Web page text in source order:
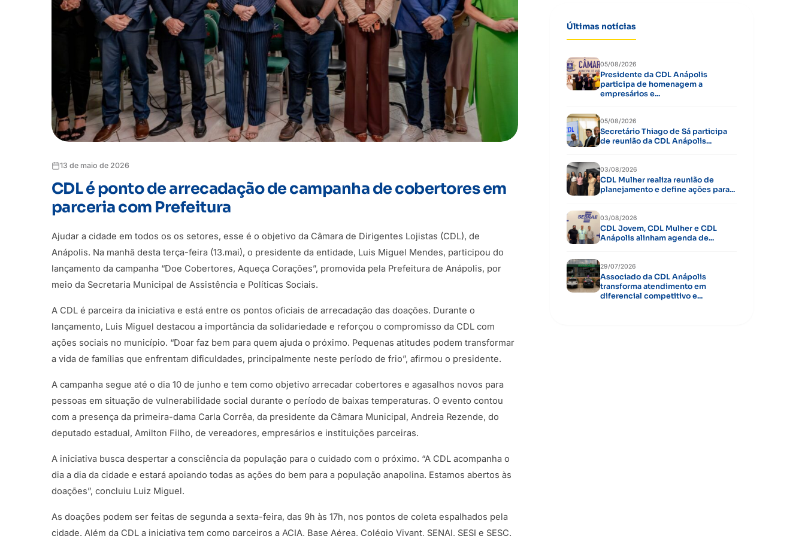
13 de maio de 2026
CDL é ponto de arrecadação de campanha de cobertores em
parceria com Prefeitura
Ajudar a cidade em todos os os setores, esse é o objetivo da Câmara de Dirigentes Lojistas (CDL), de
Anápolis. Na manhã desta terça-feira (13.mai), o presidente da entidade, Luis Miguel Mendes, participou do
lançamento da campanha “Doe Cobertores, Aqueça Corações”, promovida pela Prefeitura de Anápolis, por
meio da Secretaria Municipal de Assistência e Políticas Sociais.
A CDL é parceira da iniciativa e está entre os pontos oficiais de arrecadação das doações. Durante o
lançamento, Luis Miguel destacou a importância da solidariedade e reforçou o compromisso da CDL com
ações sociais no município. “Doar faz bem para quem ajuda o próximo. Pequenas atitudes podem transformar
a vida de famílias que enfrentam dificuldades, principalmente neste período de frio”, afirmou o presidente.
A campanha segue até o dia 10 de junho e tem como objetivo arrecadar cobertores e agasalhos novos para
pessoas em situação de vulnerabilidade social durante o período de baixas temperaturas. O evento contou
com a presença da primeira-dama Carla Corrêa, da presidente da Câmara Municipal, Andreia Rezende, do
deputado estadual, Amilton Filho, de vereadores, empresários e instituições parceiras.
A iniciativa busca despertar a consciência da população para o cuidado com o próximo. “A CDL acompanha o
dia a dia da cidade e estará apoiando todas as ações do bem para a população anapolina. Estamos abertos às
doações”, concluiu Luiz Miguel.
As doações podem ser feitas de segunda a sexta-feira, das 9h às 17h, nos pontos de coleta espalhados pela
cidade. Além da CDL a iniciativa tem como parceiros a ACIA, Base Aérea, Colégio Vivant, SENAI, SESI e SESC.
Últimas notícias
05/08/2026
Presidente da CDL Anápolis
participa de homenagem a
empresários e...
05/08/2026
Secretário Thiago de Sá participa
de reunião da CDL Anápolis...
03/08/2026
CDL Mulher realiza reunião de
planejamento e define ações para...
03/08/2026
CDL Jovem, CDL Mulher e CDL
Anápolis alinham agenda de...
29/07/2026
Associado da CDL Anápolis
transforma atendimento em
diferencial competitivo e...